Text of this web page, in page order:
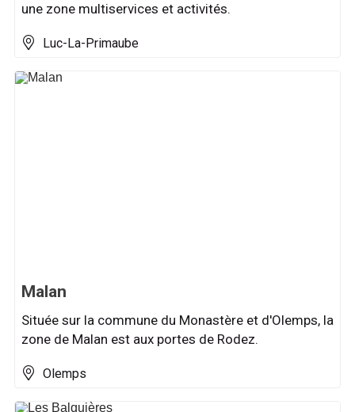
une zone multiservices et activités.
Luc-La-Primaube
Malan
Située sur la commune du Monastère et d'Olemps, la
zone de Malan est aux portes de Rodez.
Olemps